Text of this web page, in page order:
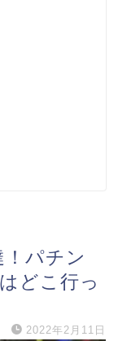
パチン
どこ行っ
2022年2月11日